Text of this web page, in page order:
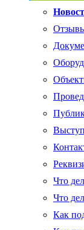
Что
Что
Как